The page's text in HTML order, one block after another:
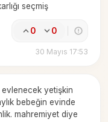
seçmiş
0 0
30 Mayıs 17:53
evlenecek yetişkin
bebeğin evinde
mahremiyet diye